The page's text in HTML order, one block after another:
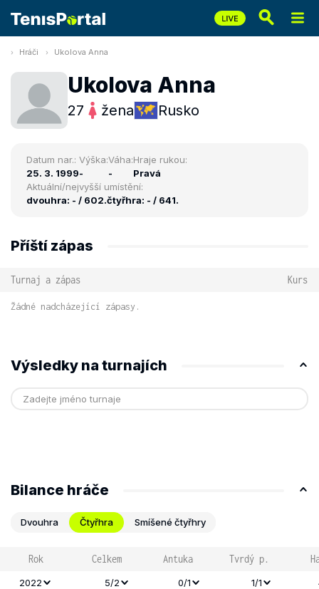
Hráči Ukolova Anna
Ukolova Anna
27 žena Rusko
Datum nar.:
25. 3. 1999
Výška:
-
Váha:
-
Hraje rukou:
Pravá
Aktuální/nejvyšší umístění:
dvouhra: - / 602.čtyřhra: - / 641.
Příští zápas
Turnaj a zápas Kurs
Žádné nadcházející zápasy.
Výsledky na turnajích
Bilance hráče
Dvouhra Čtyřhra Smíšené čtyřhry
Rok Celkem Antuka Tvrdý p.
2022 5/2 0/1 1/1